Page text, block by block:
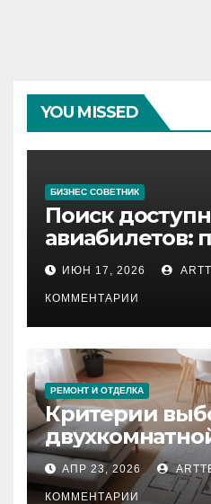
YOU MISSED
БИЗНЕС СОВЕТНИК
Поиск
авиабилетов:
ИЮН 17, 2026
КОММЕНТАРИИ
РЕМОНТ И ОТДЕЛКА
Критерии
планировка,
состояние и
АПР 23, 2026
КОММЕНТАРИИ